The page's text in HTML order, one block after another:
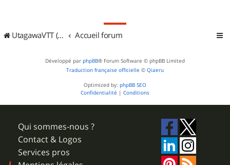
UtagawaVTT (Randos VTT et VTTAE avec traces GPS) Accueil forum
Développé par phpBB® Forum Software © phpBB Limited
Traduction française officielle © Qiaeru
Optimized by: phpBB SEO
Confidentialité | Conditions
Qui sommes-nous ?
Contact & Logos
Services pros